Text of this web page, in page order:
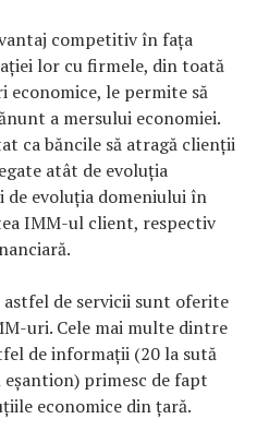
competitiv în fața
lor cu firmele, din toată
economice, le permite să
a mersului economiei.
ca băncile să atragă clienții
atât de evoluția
de evoluția domeniului în
IMM-ul client, respectiv
astfel de servicii sunt oferite
uri. Cele mai multe dintre
de informații (20 la sută
primesc de fapt
economice din țară.